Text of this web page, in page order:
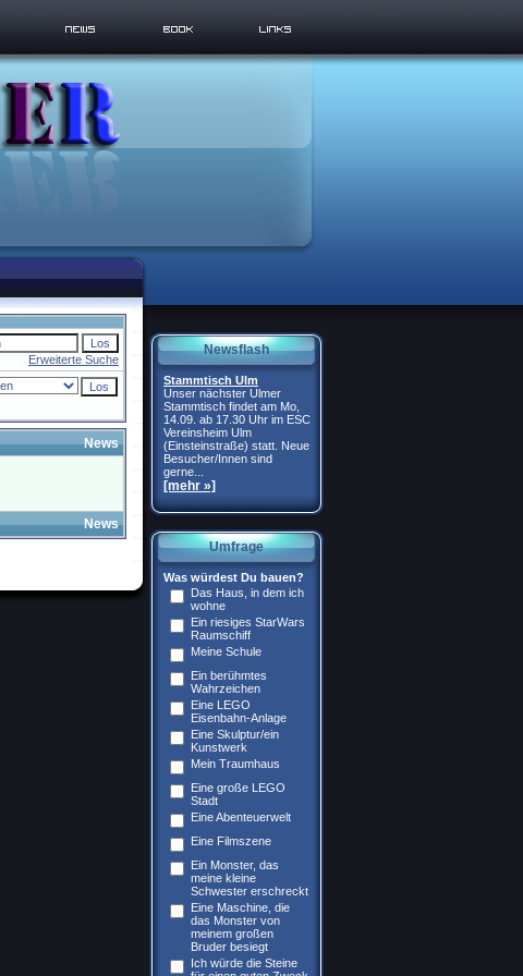
Erweiterte Suche
News
News
Newsflash
Stammtisch Ulm
Unser nächster Ulmer
Stammtisch findet am Mo,
14.09. ab 17.30 Uhr im ESC
Vereinsheim Ulm
(Einsteinstraße) statt. Neue
Besucher/Innen sind
gerne...
[mehr »]
Umfrage
Was würdest Du bauen?
Das Haus, in dem ich
wohne
Ein riesiges StarWars
Raumschiff
Meine Schule
Ein berühmtes
Wahrzeichen
Eine LEGO
Eisenbahn-Anlage
Eine Skulptur/ein
Kunstwerk
Mein Traumhaus
Eine große LEGO
Stadt
Eine Abenteuerwelt
Eine Filmszene
Ein Monster, das
meine kleine
Schwester erschreckt
Eine Maschine, die
das Monster von
meinem großen
Bruder besiegt
Ich würde die Steine